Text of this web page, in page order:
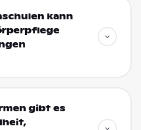
kann
gibt es